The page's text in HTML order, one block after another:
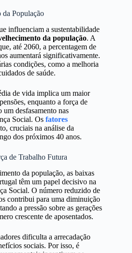
População
influenciam a sustentabilidade
da população. A
até 2060, a percentagem de
aumentará significativamente.
condições, como a melhoria
de saúde.
de vida implica um maior
enquanto a força de
desfasamento nas
Social. Os fatores
cruciais na análise da
dos próximos 40 anos.
de Trabalho Futura
da população, as baixas
têm um papel decisivo na
Social. O número reduzido de
contribui para uma diminuição
a pressão sobre as gerações
crescente de aposentados.
dificulta a arrecadação
sociais. Por isso, é